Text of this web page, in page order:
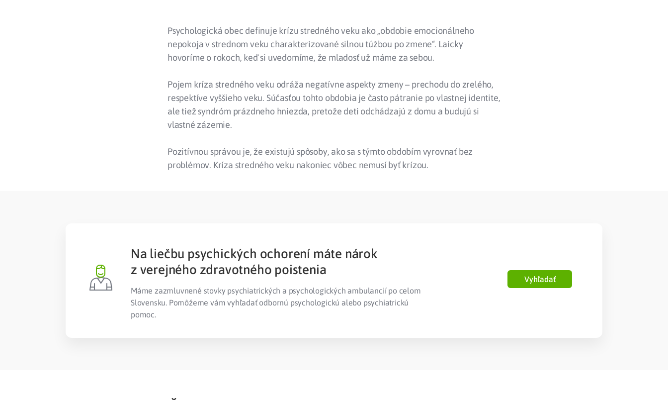
Psychologická obec definuje krízu stredného veku ako „obdobie emocionálneho
nepokoja v strednom veku charakterizované silnou túžbou po zmene“. Laicky
hovoríme o rokoch, keď si uvedomíme, že mladosť už máme za sebou.
Pojem kríza stredného veku odráža negatívne aspekty zmeny – prechodu do zrelého,
respektíve vyššieho veku. Súčasťou tohto obdobia je často pátranie po vlastnej identite,
ale tiež syndróm prázdneho hniezda, pretože deti odchádzajú z domu a budujú si
vlastné zázemie.
Pozitívnou správou je, že existujú spôsoby, ako sa s týmto obdobím vyrovnať bez
problémov. Kríza stredného veku nakoniec vôbec nemusí byť krízou.
Na liečbu psychických ochorení máte nárok
z verejného zdravotného poistenia
Máme zazmluvnené stovky psychiatrických a psychologických ambulancií po celom
Slovensku. Pomôžeme vám vyhľadať odbornú psychologickú alebo psychiatrickú
pomoc.
Vyhľadať